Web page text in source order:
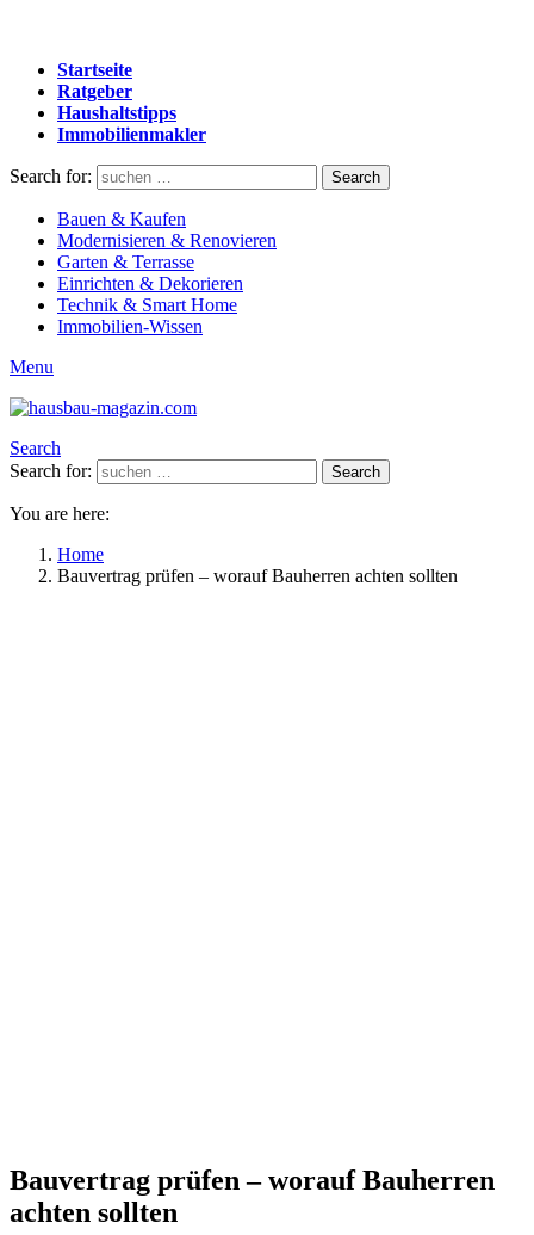
Startseite
Ratgeber
Haushaltstipps
Immobilienmakler
Search for: Search
Bauen & Kaufen
Modernisieren & Renovieren
Garten & Terrasse
Einrichten & Dekorieren
Technik & Smart Home
Immobilien-Wissen
Menu
Search
Search for:
Search
You are here:
Home
Bauvertrag prüfen – worauf Bauherren achten sollten
Bauvertrag prüfen – worauf Bauherren
achten sollten